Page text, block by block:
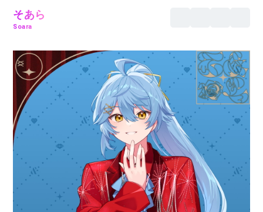
MOVIE
CREATOR
MUSIC
EVENT/LIVE
STORE
FANCLUB
合計フォロワー数
86,248,855
合計再生数
199.44 億
そあら
Soara